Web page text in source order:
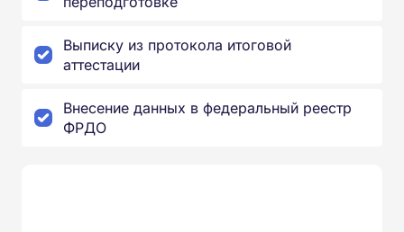
Выписку из протокола итоговой
аттестации
Внесение данных в федеральный реестр
ФРДО